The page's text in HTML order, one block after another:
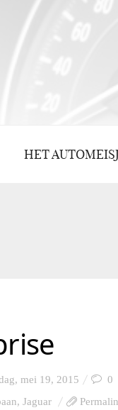
HET
mei 19, 2015
0
, Jaguar